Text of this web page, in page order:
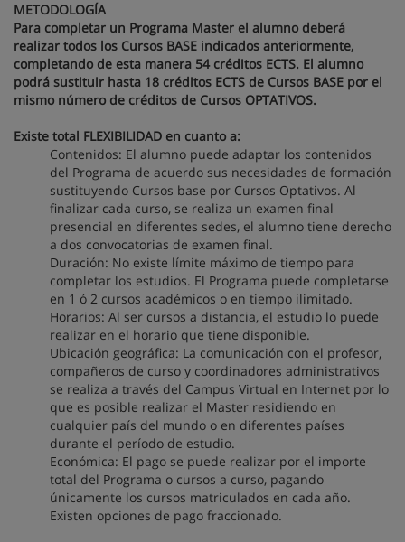
METODOLOGÍA
Para completar un Programa Master el alumno deberá
realizar todos los Cursos BASE indicados anteriormente,
completando de esta manera 54 créditos ECTS. El alumno
podrá sustituir hasta 18 créditos ECTS de Cursos BASE por el
mismo número de créditos de Cursos OPTATIVOS.
Existe total FLEXIBILIDAD en cuanto a:
Contenidos: El alumno puede adaptar los contenidos
del Programa de acuerdo sus necesidades de formación
sustituyendo Cursos base por Cursos Optativos. Al
finalizar cada curso, se realiza un examen final
presencial en diferentes sedes, el alumno tiene derecho
a dos convocatorias de examen final.
Duración: No existe límite máximo de tiempo para
completar los estudios. El Programa puede completarse
en 1 ó 2 cursos académicos o en tiempo ilimitado.
Horarios: Al ser cursos a distancia, el estudio lo puede
realizar en el horario que tiene disponible.
Ubicación geográfica: La comunicación con el profesor,
compañeros de curso y coordinadores administrativos
se realiza a través del Campus Virtual en Internet por lo
que es posible realizar el Master residiendo en
cualquier país del mundo o en diferentes países
durante el período de estudio.
Económica: El pago se puede realizar por el importe
total del Programa o cursos a curso, pagando
únicamente los cursos matriculados en cada año.
Existen opciones de pago fraccionado.